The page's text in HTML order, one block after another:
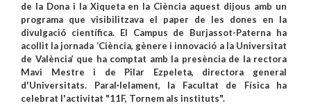
de la Dona i la Xiqueta en la Ciència aquest dijous amb un
programa que visibilitzava el paper de les dones en la
divulgació científica. El Campus de Burjassot-Paterna ha
acollit la jornada ‘Ciència, gènere i innovació a la Universitat
de València’ que ha comptat amb la presència de la rectora
Mavi Mestre i de Pilar Ezpeleta, directora general
d'Universitats. Paral·lelament, la Facultat de Física ha
celebrat l'activitat "11F, Tornem als instituts".